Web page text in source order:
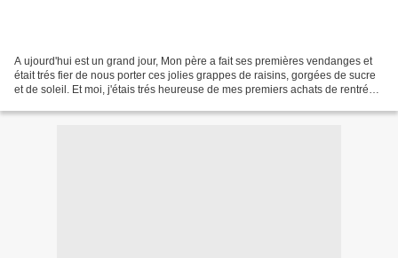
A ujourd'hui est un grand jour, Mon père a fait ses premières vendanges et
était trés fier de nous porter ces jolies grappes de raisins, gorgées de sucre
et de soleil. Et moi, j'étais trés heureuse de mes premiers achats de rentrée,